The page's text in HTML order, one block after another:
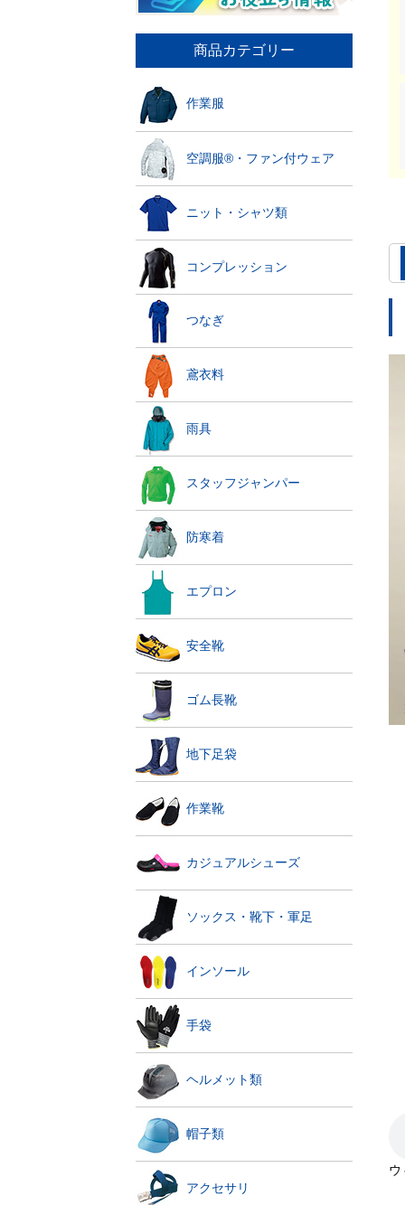
商品カテゴリー
作業服
空調服®・ファン付ウェア
ニット・シャツ類
コンプレッション
つなぎ
鳶衣料
雨具
スタッフジャンパー
防寒着
エプロン
安全靴
ゴム長靴
地下足袋
作業靴
カジュアルシューズ
ソックス・靴下・軍足
インソール
手袋
ヘルメット類
帽子類
アクセサリ
ウ